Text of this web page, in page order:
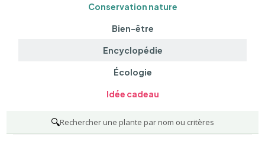
Conservation nature
Bien-être
Encyclopédie
Écologie
Idée cadeau
🔍Rechercher une plante par nom ou critères